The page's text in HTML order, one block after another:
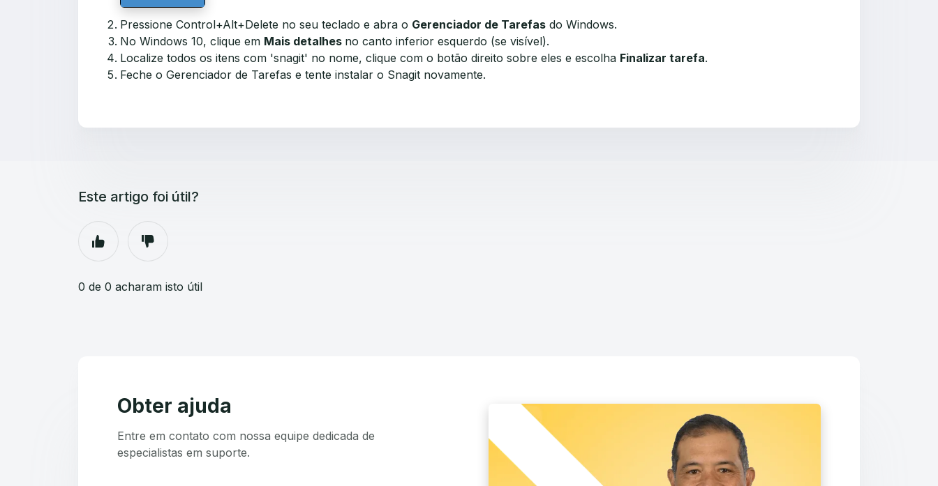
Pressione Control+Alt+Delete no seu teclado e abra o Gerenciador de Tarefas do Windows.
No Windows 10, clique em Mais detalhes no canto inferior esquerdo (se visível).
Localize todos os itens com 'snagit' no nome, clique com o botão direito sobre eles e escolha Finalizar tarefa.
Feche o Gerenciador de Tarefas e tente instalar o Snagit novamente.
Este artigo foi útil?
0 de 0 acharam isto útil
Obter ajuda
Entre em contato com nossa equipe dedicada de
especialistas em suporte.